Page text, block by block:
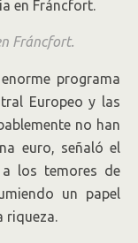
fácil
la
Fráncfort.
programa
Europeo y las
no han
euro, señaló el
a los temores de
un papel
riqueza.